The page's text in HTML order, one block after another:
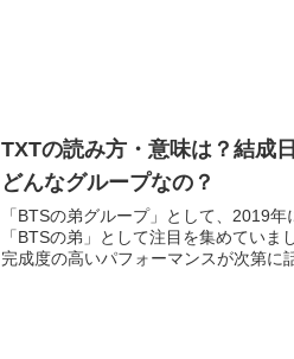
TXTの読み方・意味は？結成
どんなグループなの？
「BTSの弟グループ」として、2019
「BTSの弟」として注目を集めてい
完成度の高いパフォーマンスが次第に